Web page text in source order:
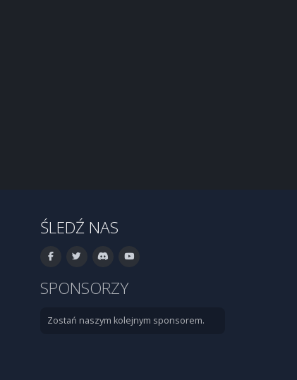
ŚLEDŹ NAS
SPONSORZY
Zostań naszym kolejnym sponsorem.